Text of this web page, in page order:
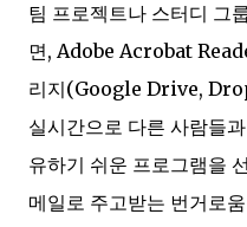
팀 프로젝트나 스터디 그
면, Adobe Acrobat
리지(Google Drive,
실시간으로 다른 사람들
유하기 쉬운 프로그램을
메일로 주고받는 번거로